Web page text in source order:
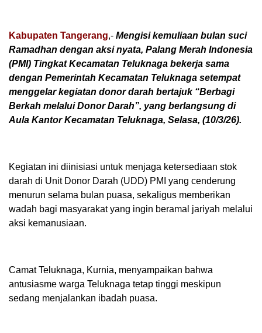
Kabupaten Tangerang,- Mengisi kemuliaan bulan suci
Ramadhan dengan aksi nyata, Palang Merah Indonesia
(PMI) Tingkat Kecamatan Teluknaga bekerja sama
dengan Pemerintah Kecamatan Teluknaga setempat
menggelar kegiatan donor darah bertajuk “Berbagi
Berkah melalui Donor Darah”, yang berlangsung di
Aula Kantor Kecamatan Teluknaga, Selasa, (10/3/26).
Kegiatan ini diinisiasi untuk menjaga ketersediaan stok
darah di Unit Donor Darah (UDD) PMI yang cenderung
menurun selama bulan puasa, sekaligus memberikan
wadah bagi masyarakat yang ingin beramal jariyah melalui
aksi kemanusiaan.
Camat Teluknaga, Kurnia, menyampaikan bahwa
antusiasme warga Teluknaga tetap tinggi meskipun
sedang menjalankan ibadah puasa.